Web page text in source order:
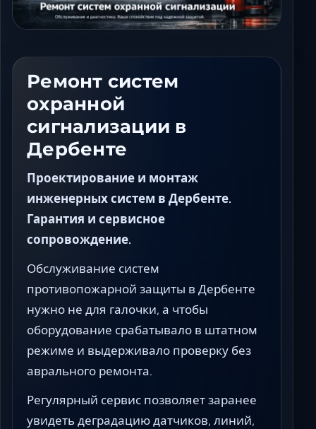
Сочи
Ставрополь
Феодосия
Ремонт систем
охранной
сигнализации в
Дербенте
Проектирование и монтаж
инженерных систем в Дербенте.
Гарантия и сервисное
сопровождение.
Обслуживание систем
противопожарной защиты в Дербенте
нужно не для галочки, а чтобы
оборудование срабатывало в штатном
режиме и выдерживало проверку без
аврального ремонта.
Регулярный сервис позволяет заранее
увидеть деградацию датчиков, линий,